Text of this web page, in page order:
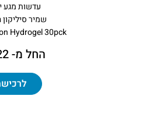
עדשות מגע
שמיר סיליקון
Hydrogel 30pck
החל מ- 122 ₪